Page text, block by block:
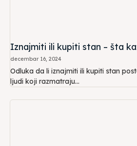
Iznajmiti ili kupiti stan – šta
decembar 16, 2024
Odluka da li iznajmiti ili kupiti stan
ljudi koji razmatraju...